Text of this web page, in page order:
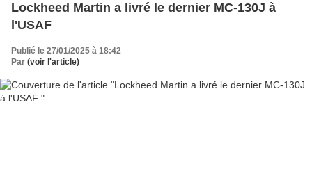
Lockheed Martin a livré le dernier MC-130J à
l'USAF
Publié le 27/01/2025 à 18:42
Par (voir l'article)